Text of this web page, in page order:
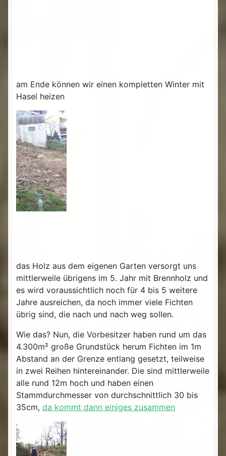
am Ende können wir einen kompletten Winter mit
Hasel heizen
das Holz aus dem eigenen Garten versorgt uns
mittlerweile übrigens im 5. Jahr mit Brennholz und
es wird voraussichtlich noch für 4 bis 5 weitere
Jahre ausreichen, da noch immer viele Fichten
übrig sind, die nach und nach weg sollen.
Wie das? Nun, die Vorbesitzer haben rund um das
4.300m² große Grundstück herum Fichten im 1m
Abstand an der Grenze entlang gesetzt, teilweise
in zwei Reihen hintereinander. Die sind mittlerweile
alle rund 12m hoch und haben einen
Stammdurchmesser von durchschnittlich 30 bis
35cm, da kommt dann einiges zusammen